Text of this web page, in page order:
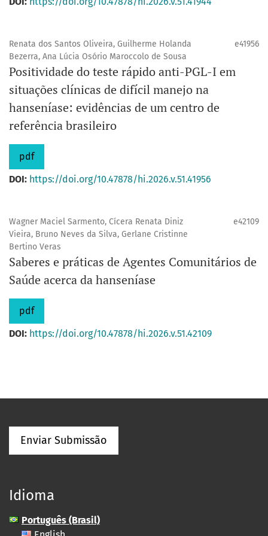
Renata dos Santos Oliveira, Guilherme Holanda
Bezerra, Ana Lúcia Osório Maroccolo de Sousa
e41956
Positividade do teste rápido anti-PGL-I em
situações clínicas de difícil manejo na
hanseníase: evidências de um centro de
referência brasileiro
pdf
DOI: https://doi.org/10.47878/hi.2026.v.51.41956
Wagner Maciel Sarmento, Cícera Renata Diniz
Vieira, Bruno Neves da Silva, Gerlane Cristinne
Bertino Veras
e42109
Saberes e práticas de Agentes Comunitários de
Saúde acerca da hanseníase
pdf
DOI: https://doi.org/10.47878/hi.2026.v.51.42109
Enviar Submissão
Idioma
Português (Brasil)